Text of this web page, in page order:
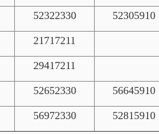
52322330 52305910
21717211
29417211
52652330 56645910
56972330 52815910